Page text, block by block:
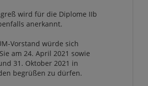
wird für die Diplome IIb
anerkannt.
Vorstand würde sich
am 24. April 2021 sowie
31. Oktober 2021 in
begrüßen zu dürfen.